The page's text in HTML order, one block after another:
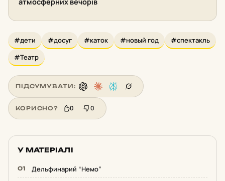
атмосферних вечорів
#дети #досуг #каток #новый год
#спектакль
#Театр
ПІДСУМУВАТИ:
КОРИСНО? 0 0
У МАТЕРІАЛІ
Дельфинарий “Немо”